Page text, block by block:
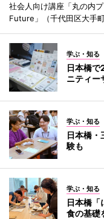
社会人向け講座「丸の内
Future」（千代田区大手町
学ぶ・知る
日本橋
ニティー
学ぶ・知る
日本橋
験も
学ぶ・知る
日本橋
食の基礎